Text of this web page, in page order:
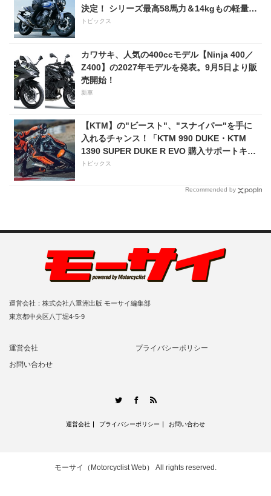
決定！ シリーズ最高58馬力＆14kgもの軽量
化!? 完全に「旧CB400SF」を超えた!?
トピックス
カワサキ、人気の400ccモデル【Ninja 400／
Z400】の2027年モデルを発表。9月5日より販
売開始！
新車
【KTM】の"ビースト"、"スナイパー"を手に
入れるチャンス！「KTM 990 DUKE・KTM
1390 SUPER DUKE R EVO 購入サポートキャ
ンペーン」
トピックス
Recommended by
運営会社：株式会社八重洲出版 モーサイ編集部
東京都中央区八丁堀4-5-9
運営会社
プライバシーポリシー
お問い合わせ
TwitterFacebook
運営会社 プライバシーポリシー お問い合わせ
モーサイ（Motorcyclist Web） All rights reserved.